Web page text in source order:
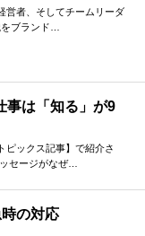
営者、そしてチームリーダ
ブランド…
事は「知る」が9
ピックス記事】で紹介さ
セージがなぜ…
時の対応